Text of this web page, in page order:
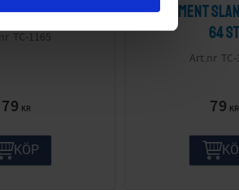
Bits 60 st
TC-1165
79 KR
KÖP
Sortiment
64 st
79 KR